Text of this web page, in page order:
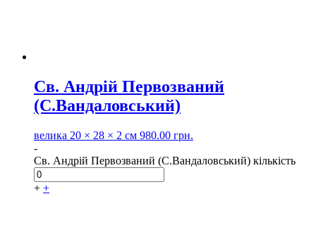
Св. Андрій Первозваний
(С.Вандаловський)
велика 20 × 28 × 2 см 980.00 грн.
-
Св. Андрій Первозваний (С.Вандаловський) кількість
+ +